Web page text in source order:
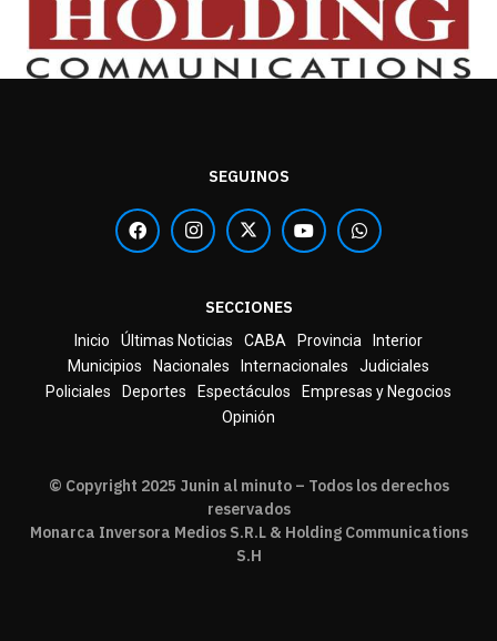
SEGUINOS
SECCIONES
Inicio Últimas Noticias CABA Provincia
Interior
Municipios
Nacionales Internacionales
Judiciales
Policiales
Deportes Espectáculos
Empresas y Negocios
Opinión
© Copyright 2025 Junin al minuto – Todos los derechos
reservados
Monarca Inversora Medios S.R.L & Holding Communications
S.H